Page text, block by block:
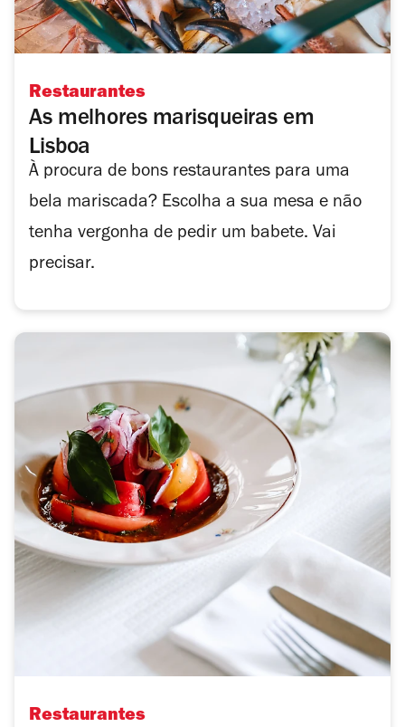
Restaurantes
As melhores marisqueiras em
Lisboa
À procura de bons restaurantes para uma
bela mariscada? Escolha a sua mesa e não
tenha vergonha de pedir um babete. Vai
precisar.
Restaurantes